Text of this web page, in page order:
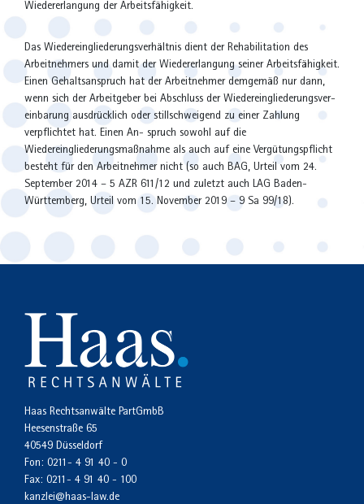
Wiedererlangung der Arbeitsfähigkeit.
Das Wiedereingliederungsverhältnis dient der Rehabilitation des
Arbeitnehmers und damit der Wiedererlangung seiner Arbeitsfähigkeit.
Einen Gehaltsanspruch hat der Arbeitnehmer demgemäß nur dann,
wenn sich der Arbeitgeber bei Abschluss der Wiedereingliederungsver-
einbarung ausdrücklich oder stillschweigend zu einer Zahlung
verpflichtet hat. Einen An- spruch sowohl auf die
Wiedereingliederungsmaßnahme als auch auf eine Vergütungspflicht
besteht für den Arbeitnehmer nicht (so auch BAG, Urteil vom 24.
September 2014 – 5 AZR 611/12 und zuletzt auch LAG Baden-
Württemberg, Urteil vom 15. November 2019 – 9 Sa 99/18).
Haas Rechtsanwälte PartGmbB
Heesenstraße 65
40549 Düsseldorf
Fon: 0211- 4 91 40 - 0
Fax: 0211- 4 91 40 - 100
kanzlei@haas-law.de